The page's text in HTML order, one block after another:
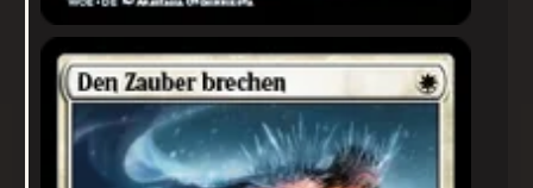
Den Zauber brechen